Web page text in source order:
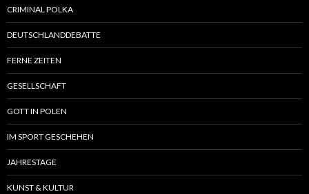
CRIMINAL POLKA
DEUTSCHLANDDEBATTE
FERNE ZEITEN
GESELLSCHAFT
GOTT IN POLEN
IM SPORT GESCHEHEN
JAHRESTAGE
KUNST & KULTUR